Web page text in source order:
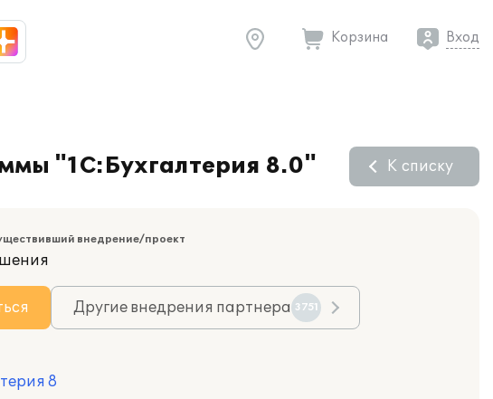
Корзина Вход
"1С:Бухгалтерия 8.0" К списку
внедрение/проект
Другие внедрения партнера 3751
8